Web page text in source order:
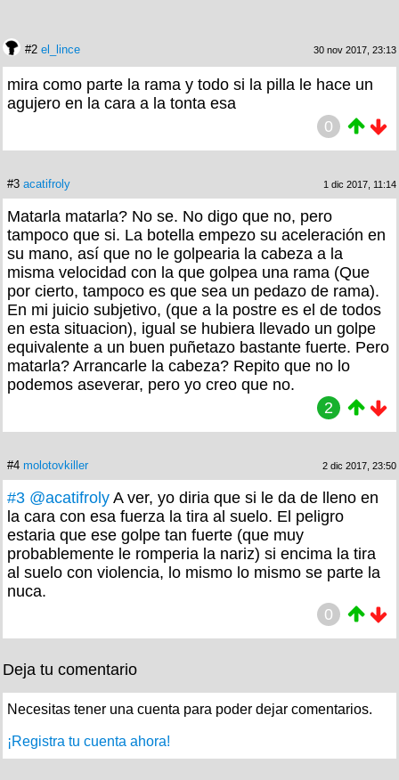
#2 el_lince 30 nov 2017, 23:13
mira como parte la rama y todo si la pilla le hace un
agujero en la cara a la tonta esa
0
#3 acatifroly 1 dic 2017, 11:14
Matarla matarla? No se. No digo que no, pero
tampoco que si. La botella empezo su aceleración en
su mano, así que no le golpearia la cabeza a la
misma velocidad con la que golpea una rama (Que
por cierto, tampoco es que sea un pedazo de rama).
En mi juicio subjetivo, (que a la postre es el de todos
en esta situacion), igual se hubiera llevado un golpe
equivalente a un buen puñetazo bastante fuerte. Pero
matarla? Arrancarle la cabeza? Repito que no lo
podemos aseverar, pero yo creo que no.
2
#4 molotovkiller 2 dic 2017, 23:50
#3 @acatifroly A ver, yo diria que si le da de lleno en
la cara con esa fuerza la tira al suelo. El peligro
estaria que ese golpe tan fuerte (que muy
probablemente le romperia la nariz) si encima la tira
al suelo con violencia, lo mismo lo mismo se parte la
nuca.
0
Deja tu comentario
Necesitas tener una cuenta para poder dejar comentarios.
¡Registra tu cuenta ahora!